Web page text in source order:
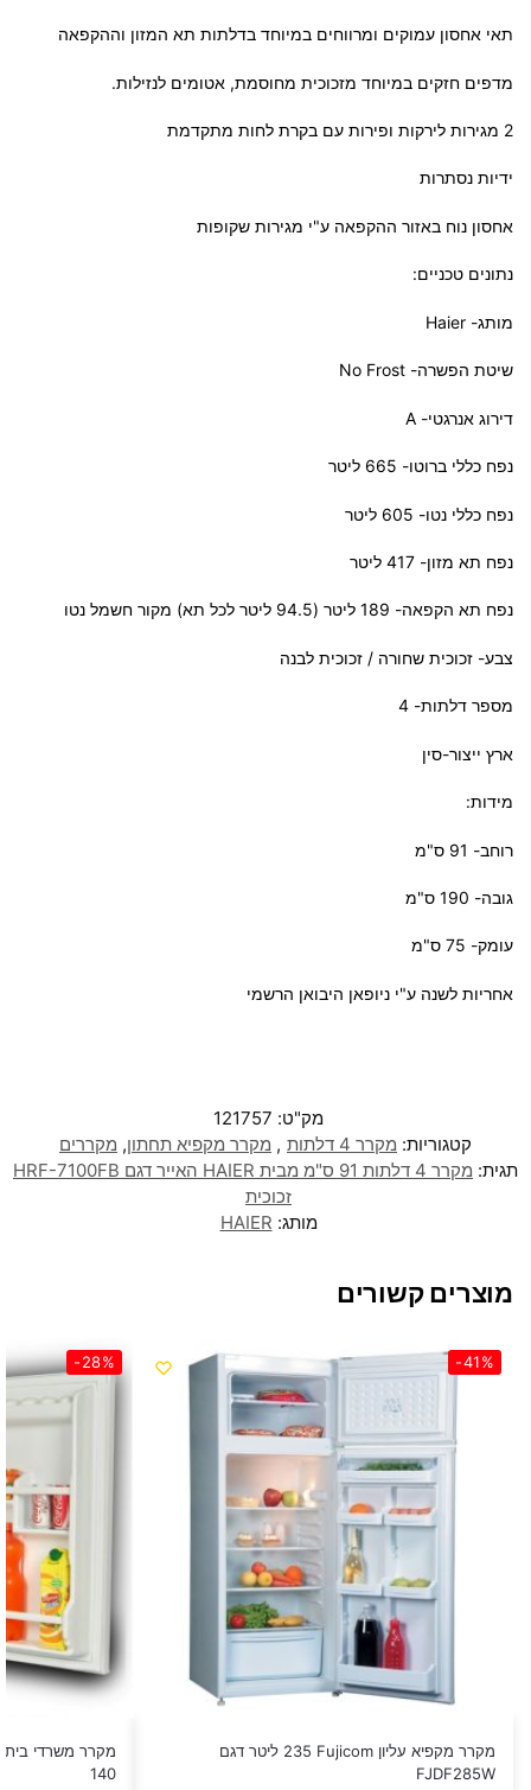
תאי אחסון עמוקים ומרווחים במיוחד בדלתות תא המזון וההקפאה
מדפים חזקים במיוחד מזכוכית מחוסמת, אטומים לנזילות.
2 מגירות לירקות ופירות עם בקרת לחות מתקדמת
ידיות נסתרות
אחסון נוח באזור ההקפאה ע"י מגירות שקופות
נתונים טכניים:
מותג- Haier
שיטת הפשרה- No Frost
דירוג אנרגטי- A
נפח כללי ברוטו- 665 ליטר
נפח כללי נטו- 605 ליטר
נפח תא מזון- 417 ליטר
נפח תא הקפאה- 189 ליטר (94.5 ליטר לכל תא) מקור חשמל נטו
צבע- זכוכית שחורה / זכוכית לבנה
מספר דלתות- 4
ארץ ייצור-סין
מידות:
רוחב- 91 ס"מ
גובה- 190 ס"מ
עומק- 75 ס"מ
אחריות לשנה ע"י ניופאן היבואן הרשמי
מק"ט: 121757
קטגוריות: מקרר 4 דלתות , מקרר מקפיא תחתון, מקררים
תגית:
מקרר 4 דלתות 91 ס"מ מבית HAIER האייר דגם HRF-7100FB
זכוכית
מותג: HAIER
מוצרים קשורים
-41%
מקרר מקפיא עליון Fujicom ‏235 ‏ליטר דגם
FJDF285W
-28%
140